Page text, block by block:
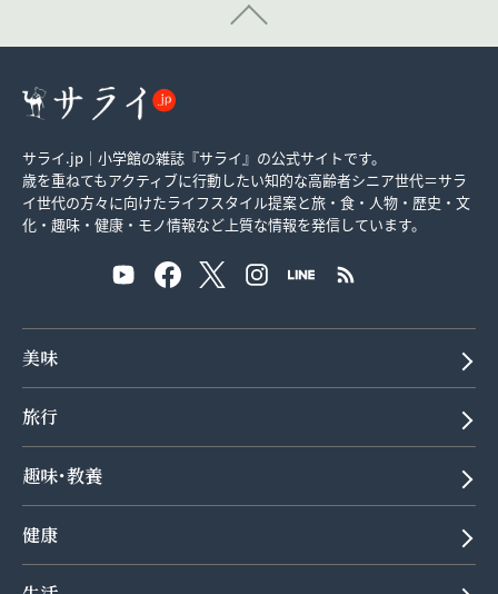
サライ.jp｜小学館の雑誌『サライ』の公式サイトです。
歳を重ねてもアクティブに行動したい知的な高齢者シニア世代＝サラ
イ世代の方々に向けたライフスタイル提案と旅・食・人物・歴史・文
化・趣味・健康・モノ情報など上質な情報を発信しています。
美味
旅行
趣味･教養
健康